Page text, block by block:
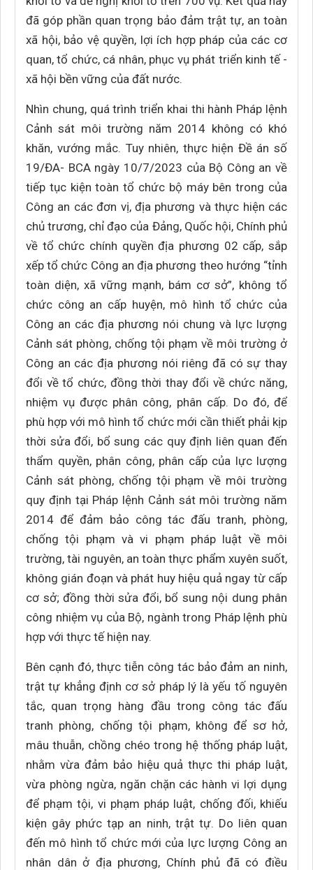
đã góp phần quan trọng bảo đảm trật tự, an toàn
xã hội, bảo vệ quyền, lợi ích hợp pháp của các cơ
quan, tổ chức, cá nhân, phục vụ phát triển kinh tế -
xã hội bền vững của đất nước.
Nhìn chung, quá trình triển khai thi hành Pháp lệnh
Cảnh sát môi trường năm 2014 không có khó
khăn, vướng mắc. Tuy nhiên, thực hiện Đề án số
19/ĐA- BCA ngày 10/7/2023 của Bộ Công an về
tiếp tục kiện toàn tổ chức bộ máy bên trong của
Công an các đơn vị, địa phương và thực hiện các
chủ trương, chỉ đạo của Đảng, Quốc hội, Chính phủ
về tổ chức chính quyền địa phương 02 cấp, sắp
xếp tổ chức Công an địa phương theo hướng “tỉnh
toàn diện, xã vững mạnh, bám cơ sở”, không tổ
chức công an cấp huyện, mô hình tổ chức của
Công an các địa phương nói chung và lực lượng
Cảnh sát phòng, chống tội phạm về môi trường ở
Công an các địa phương nói riêng đã có sự thay
đổi về tổ chức, đồng thời thay đổi về chức năng,
nhiệm vụ được phân công, phân cấp. Do đó, để
phù hợp với mô hình tổ chức mới cần thiết phải kịp
thời sửa đổi, bổ sung các quy định liên quan đến
thẩm quyền, phân công, phân cấp của lực lượng
Cảnh sát phòng, chống tội phạm về môi trường
quy định tại Pháp lệnh Cảnh sát môi trường năm
2014 để đảm bảo công tác đấu tranh, phòng,
chống tội phạm và vi phạm pháp luật về môi
trường, tài nguyên, an toàn thực phẩm xuyên suốt,
không gián đoạn và phát huy hiệu quả ngay từ cấp
cơ sở; đồng thời sửa đổi, bổ sung nội dung phân
công nhiệm vụ của Bộ, ngành trong Pháp lệnh phù
hợp với thực tế hiện nay.
Bên cạnh đó, thực tiễn công tác bảo đảm an ninh,
trật tự khẳng định cơ sở pháp lý là yếu tố nguyên
tắc, quan trọng hàng đầu trong công tác đấu
tranh phòng, chống tội phạm, không để sơ hở,
mâu thuẫn, chồng chéo trong hệ thống pháp luật,
nhằm vừa đảm bảo hiệu quả thực thi pháp luật,
vừa phòng ngừa, ngăn chặn các hành vi lợi dụng
để phạm tội, vi phạm pháp luật, chống đối, khiếu
kiện gây phức tạp an ninh, trật tự. Do liên quan
đến mô hình tổ chức mới của lực lượng Công an
nhân dân ở địa phương, Chính phủ đã có điều